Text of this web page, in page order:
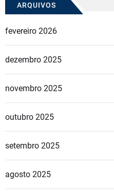
ARQUIVOS
fevereiro 2026
dezembro 2025
novembro 2025
outubro 2025
setembro 2025
agosto 2025